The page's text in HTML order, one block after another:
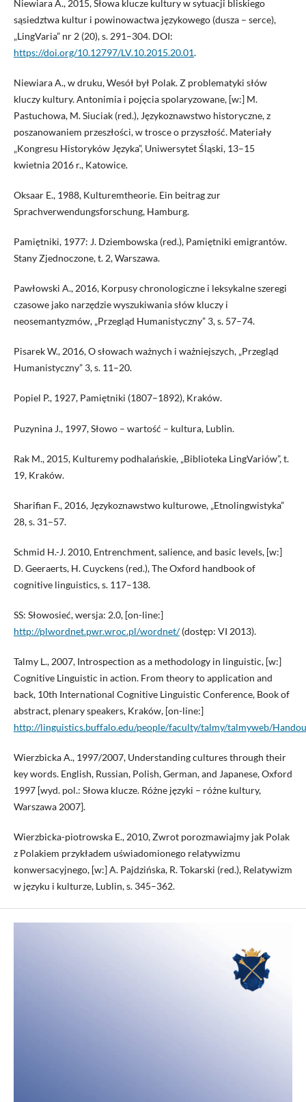
Niewiara A., 2015, Słowa klucze kultury w sytuacji bliskiego
sąsiedztwa kultur i powinowactwa językowego (dusza – serce),
„LingVaria” nr 2 (20), s. 291–304. DOI:
https://doi.org/10.12797/LV.10.2015.20.01.
Niewiara A., w druku, Wesół był Polak. Z problematyki słów
kluczy kultury. Antonimia i pojęcia spolaryzowane, [w:] M.
Pastuchowa, M. Siuciak (red.), Językoznawstwo historyczne, z
poszanowaniem przeszłości, w trosce o przyszłość. Materiały
„Kongresu Historyków Języka”, Uniwersytet Śląski, 13–15
kwietnia 2016 r., Katowice.
Oksaar E., 1988, Kulturemtheorie. Ein beitrag zur
Sprachverwendungsforschung, Hamburg.
Pamiętniki, 1977: J. Dziembowska (red.), Pamiętniki emigrantów.
Stany Zjednoczone, t. 2, Warszawa.
Pawłowski A., 2016, Korpusy chronologiczne i leksykalne szeregi
czasowe jako narzędzie wyszukiwania słów kluczy i
neosemantyzmów, „Przegląd Humanistyczny” 3, s. 57–74.
Pisarek W., 2016, O słowach ważnych i ważniejszych, „Przegląd
Humanistyczny” 3, s. 11–20.
Popiel P., 1927, Pamiętniki (1807–1892), Kraków.
Puzynina J., 1997, Słowo – wartość – kultura, Lublin.
Rak M., 2015, Kulturemy podhalańskie, „Biblioteka LingVariów”, t.
19, Kraków.
Sharifian F., 2016, Językoznawstwo kulturowe, „Etnolingwistyka”
28, s. 31–57.
Schmid H.-J. 2010, Entrenchment, salience, and basic levels, [w:]
D. Geeraerts, H. Cuyckens (red.), The Oxford handbook of
cognitive linguistics, s. 117–138.
SS: Słowosieć, wersja: 2.0, [on-line:]
http://plwordnet.pwr.wroc.pl/wordnet/(dostęp: VI 2013).
Talmy L., 2007, Introspection as a methodology in linguistic, [w:]
Cognitive Linguistic in action. From theory to application and
back, 10th International Cognitive Linguistic Conference, Book of
abstract, plenary speakers, Kraków, [on-line:]
http://linguistics.buffalo.edu/people/faculty/talmy/talmyweb/
Wierzbicka A., 1997/2007, Understanding cultures through their
key words. English, Russian, Polish, German, and Japanese, Oxford
1997 [wyd. pol.: Słowa klucze. Różne języki – różne kultury,
Warszawa 2007].
Wierzbicka-piotrowska E., 2010, Zwrot porozmawiajmy jak Polak
z Polakiem przykładem uświadomionego relatywizmu
konwersacyjnego, [w:] A. Pajdzińska, R. Tokarski (red.), Relatywizm
w języku i kulturze, Lublin, s. 345–362.